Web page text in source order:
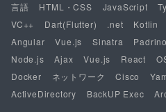
言語 HTML・CSS JavaScript
VC++
Dart(Flutter) .net Kotlin
Angular
Vue.js Sinatra Padrino
Node.js
Ajax Vue.js React
Docker
ネットワーク Cisco
ActiveDirectory
BackUP Exec